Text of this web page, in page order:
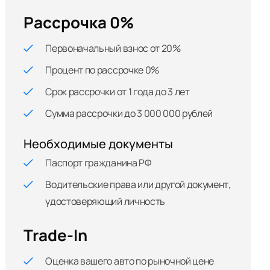
Рассрочка 0%
Первоначальный взнос от 20%
Процент по рассрочке 0%
Срок рассрочки от 1 года до 3 лет
Сумма рассрочки до 3 000 000 рублей
Необходимые документы
Паспорт гражданина РФ
Водительские права или другой документ,
удостоверяющий личность
Trade-In
Оценка вашего авто по рыночной цене